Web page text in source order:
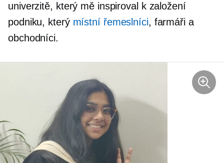
univerzitě, který mě inspiroval k založení
podniku, který místní řemeslníci, farmáři a
obchodníci.